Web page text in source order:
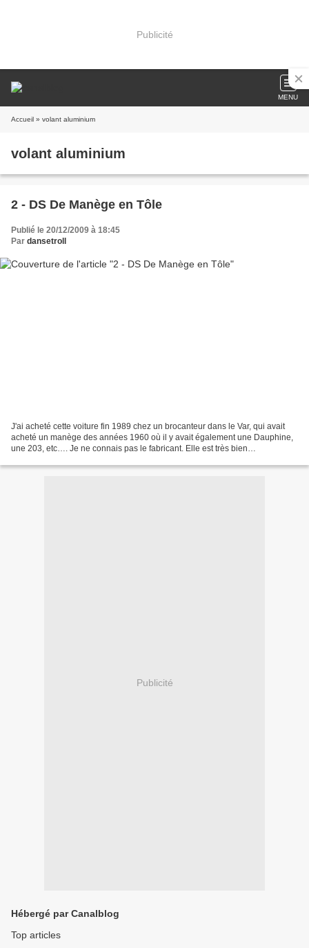
Publicité
MENU
Accueil » volant aluminium
volant aluminium
2 - DS De Manège en Tôle
Publié le 20/12/2009 à 18:45
Par dansetroll
J'ai acheté cette voiture fin 1989 chez un brocanteur dans le Var, qui avait
acheté un manège des années 1960 où il y avait également une Dauphine,
une 203, etc…. Je ne connais pas le fabricant. Elle est très bien
Publicité
Hébergé par Canalblog
Top articles